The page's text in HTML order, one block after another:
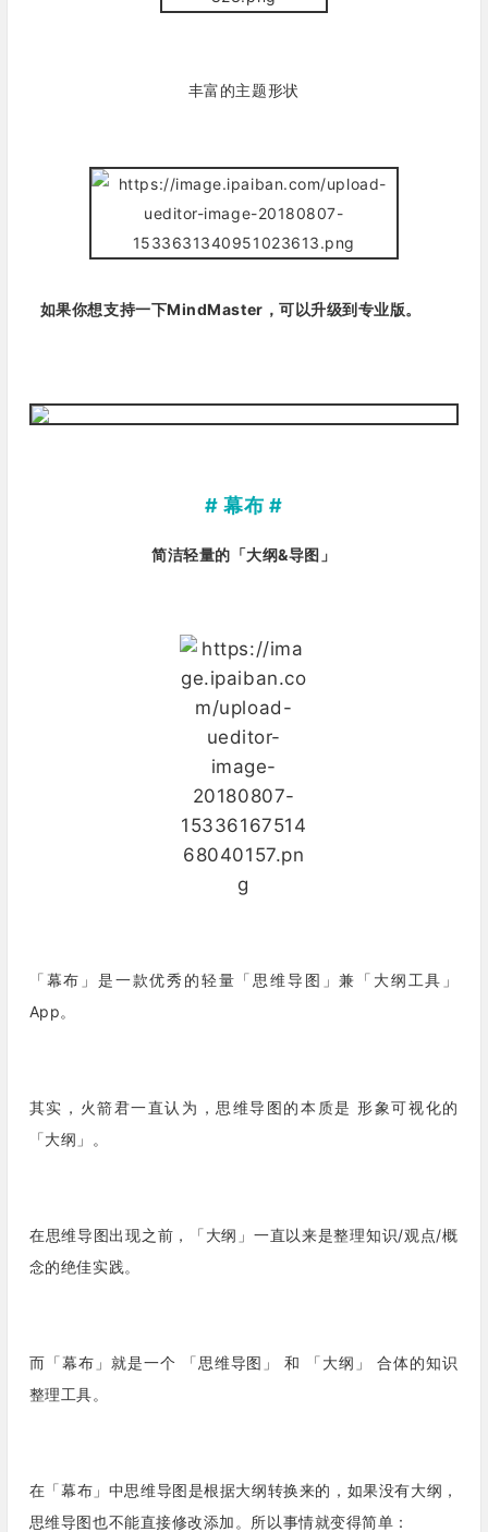
丰富的主题形状
如果你想支持一下MindMaster，可以升级到专业版。
# 幕布 #
简洁轻量的「大纲&导图」
「幕布」是一款优秀的轻量「思维导图」兼「大纲工具」
App。
其实，火箭君一直认为，思维导图的本质是 形象可视化的
「大纲」。
在思维导图出现之前，「大纲」一直以来是整理知识/观点/概
念的绝佳实践。
而「幕布」就是一个 「思维导图」 和 「大纲」 合体的知识
整理工具。
在「幕布」中思维导图是根据大纲转换来的，如果没有大纲，
思维导图也不能直接修改添加。 所以事情就变得简单：